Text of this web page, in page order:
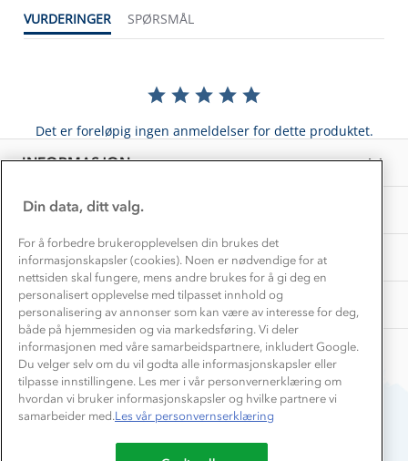
VURDERINGER SPØRSMÅL
Det er foreløpig ingen anmeldelser for dette produktet.
INFORMASJON
Kundeklubb
Bedrift, barnehage og SFO
Presse
OM OSS
1% til samfunnet
Samarbeide med oss?
TIPS OG RÅD
Gravidklær
Vask og vedlikehold
EL-retur
Store størrelser
Turmat oppskrifter
Beredskap
AKTIVITETER
Få turinspirasjon og tips her⛰
Overnatte utendørs⛺
Leirskole 🥾
Barnehageansatt
Tips til hyttetur
Du betaler enkelt med
Din data, ditt valg.
For å forbedre brukeropplevelsen din brukes det
informasjonskapsler (cookies). Noen er nødvendige for at
nettsiden skal fungere, mens andre brukes for å gi deg en
personalisert opplevelse med tilpasset innhold og
personalisering av annonser som kan være av interesse for deg,
både på hjemmesiden og via markedsføring. Vi deler
informasjonen med våre samarbeidspartnere, inkludert Google.
Du velger selv om du vil godta alle informasjonskapsler eller
tilpasse innstillingene. Les mer i vår personvernerklæring om
hvordan vi bruker informasjonskapsler og hvilke partnere vi
samarbeider med.Les vår personvernserklæring